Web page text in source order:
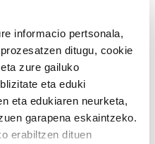
informacio pertsonala,
ditugu, cookie
zure gailuko
eta eduki
eta edukiaren neurketa,
garapena eskaintzeko.
erabiltzen dituen